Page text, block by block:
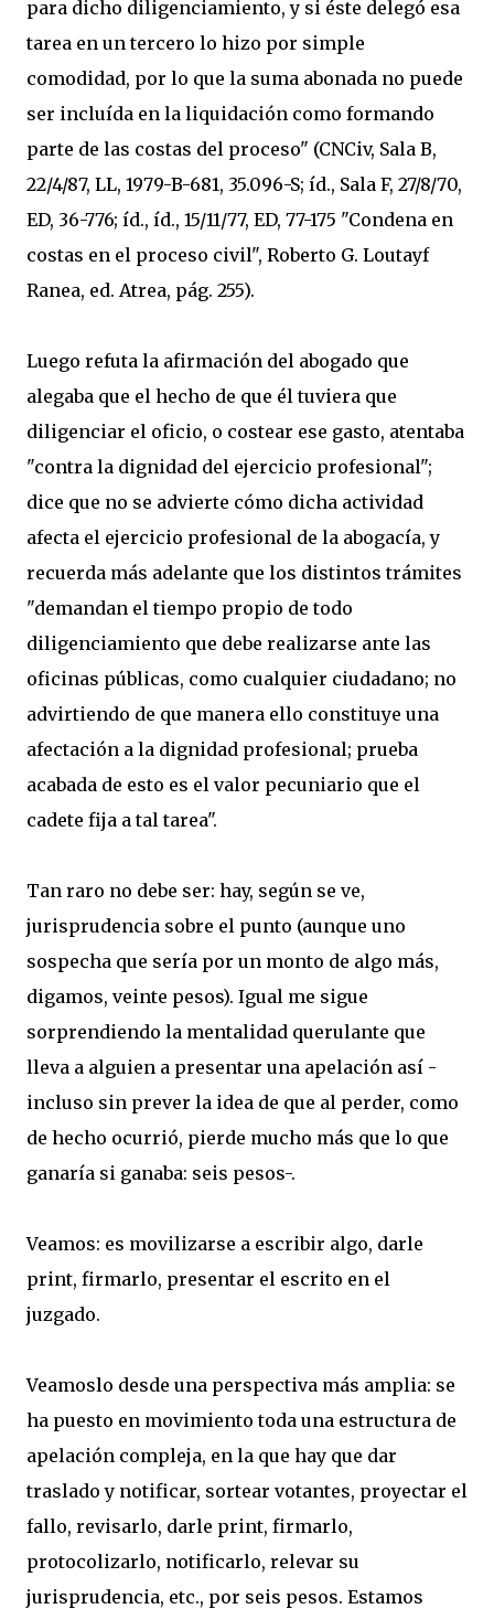
para dicho diligenciamiento, y si éste delegó esa
tarea en un tercero lo hizo por simple
comodidad, por lo que la suma abonada no puede
ser incluída en la liquidación como formando
parte de las costas del proceso" (CNCiv, Sala B,
22/4/87, LL, 1979-B-681, 35.096-S; íd., Sala F, 27/8/70,
ED, 36-776; íd., íd., 15/11/77, ED, 77-175 "Condena en
costas en el proceso civil", Roberto G. Loutayf
Ranea, ed. Atrea, pág. 255).
Luego refuta la afirmación del abogado que
alegaba que el hecho de que él tuviera que
diligenciar el oficio, o costear ese gasto, atentaba
"contra la dignidad del ejercicio profesional";
dice que no se advierte cómo dicha actividad
afecta el ejercicio profesional de la abogacía, y
recuerda más adelante que los distintos trámites
"demandan el tiempo propio de todo
diligenciamiento que debe realizarse ante las
oficinas públicas, como cualquier ciudadano; no
advirtiendo de que manera ello constituye una
afectación a la dignidad profesional; prueba
acabada de esto es el valor pecuniario que el
cadete fija a tal tarea".
Tan raro no debe ser: hay, según se ve,
jurisprudencia sobre el punto (aunque uno
sospecha que sería por un monto de algo más,
digamos, veinte pesos). Igual me sigue
sorprendiendo la mentalidad querulante que
lleva a alguien a presentar una apelación así -
incluso sin prever la idea de que al perder, como
de hecho ocurrió, pierde mucho más que lo que
ganaría si ganaba: seis pesos-.
Veamos: es movilizarse a escribir algo, darle
print, firmarlo, presentar el escrito en el
juzgado.
Veamoslo desde una perspectiva más amplia: se
ha puesto en movimiento toda una estructura de
apelación compleja, en la que hay que dar
traslado y notificar, sortear votantes, proyectar el
fallo, revisarlo, darle print, firmarlo,
protocolizarlo, notificarlo, relevar su
jurisprudencia, etc., por seis pesos. Estamos